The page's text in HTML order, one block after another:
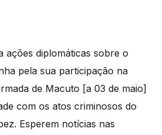
ações diplomáticas sobre o
pela sua participação na
de Macuto [a 03 de maio]
com os atos criminosos do
Esperem notícias nas